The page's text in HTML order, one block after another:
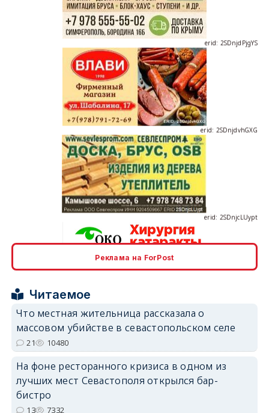
erid: 2SDnjdPjgYS
erid: 2SDnjdvhGXG
erid: 2SDnjcrDNw6
erid: 2SDnjdPjgYS
Реклама на ForPost
Читаемое
Что местная жительница рассказала о
массовом убийстве в севастопольском селе
21 10480
На фоне ресторанного кризиса в одном из
лучших мест Севастополя открылся бар-
бистро
13 7332